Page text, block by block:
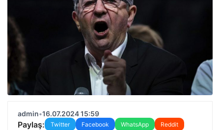
admin•16.07.2024 15:59
Paylaş: Twitter Facebook WhatsApp
Reddit